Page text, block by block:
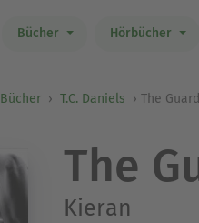
Bücher Hörbücher
Bücher T.C. Daniels The
The
Kieran